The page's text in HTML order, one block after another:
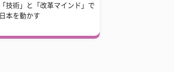
「技術」と「改革マインド」で
日本を動かす